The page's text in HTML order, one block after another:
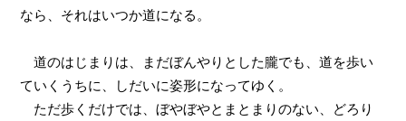
なら、それはいつか道になる。
道のはじまりは、まだぼんやりとした朧でも、道を歩い
ていくうちに、しだいに姿形になってゆく。
ただ歩くだけでは、ぼやぼやとまとまりのない、どろり